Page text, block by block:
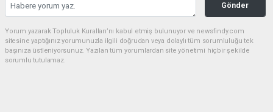
Gönder
Yorum yazarak Topluluk Kuralları’nı kabul etmiş bulunuyor ve newsfindy.com
sitesine yaptığınız yorumunuzla ilgili doğrudan veya dolaylı tüm sorumluluğu tek
başınıza üstleniyorsunuz. Yazılan tüm yorumlardan site yönetimi hiçbir şekilde
sorumlu tutulamaz.